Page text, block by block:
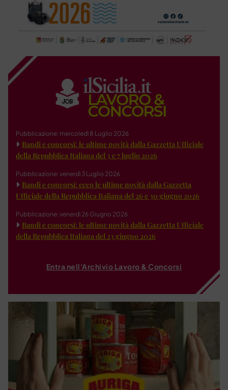
Pubblicazione: mercoledì 8 Luglio 2026
Bandi e concorsi: le ultime novità dalla Gazzetta Ufficiale
della Repubblica Italiana del 3 e 7 luglio 2026
Pubblicazione: venerdì 3 Luglio 2026
Bandi e concorsi: ecco le ultime novità dalla Gazzetta
Ufficiale della Repubblica Italiana del 26 e 30 giugno 2026
Pubblicazione: venerdì 26 Giugno 2026
Bandi e concorsi: le ultime novità dalla Gazzetta Ufficiale
della Repubblica Italiana del 23 giugno 2026
Entra nell'Archivio Lavoro & Concorsi